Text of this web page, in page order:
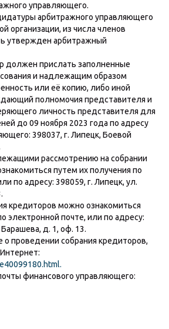
управляющего.
арбитражного управляющего
организации, из числа членов
утвержден арбитражный
должен прислать заполненные
и надлежащим образом
или её копию, либо иной
полномочия представителя и
личность представителя для
до 09 ноября 2023 года по адресу
398037, г. Липецк, Боевой
рассмотрению на собрании
путем их получения по
по адресу: 398059, г. Липецк, ул.
кредиторов можно ознакомиться
электронной почте, или по адресу:
д. 1, оф. 13.
о проведении собрания кредиторов,
финансового управляющего: